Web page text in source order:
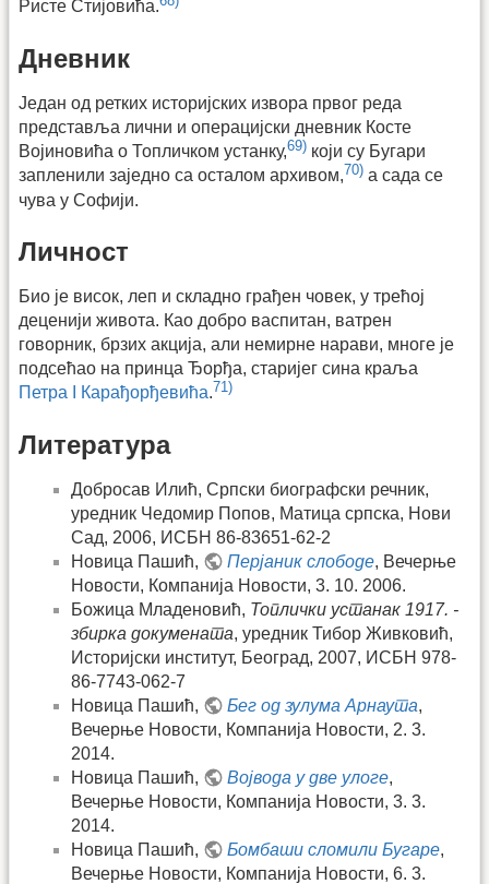
Ристе Стијовића.
Дневник
Један од ретких историјских извора првог реда
представља лични и операцијски дневник Косте
Војиновића о Топличком устанку,69) који су Бугари
запленили заједно са осталом архивом,70) а сада се
чува у Софији.
Личност
Био је висок, леп и складно грађен човек, у трећој
деценији живота. Као добро васпитан, ватрен
говорник, брзих акција, али немирне нарави, многе је
подсећао на принца Ђорђа, старијег сина краља
Петра I Карађорђевића.71)
Литература
Добросав Илић, Српски биографски речник,
уредник Чедомир Попов, Матица српска, Нови
Сад, 2006, ИСБН 86-83651-62-2
Новица Пашић,
Перјаник слободе, Вечерње
Новости, Компанија Новости, 3. 10. 2006.
Божица Младеновић, Топлички устанак 1917. -
збирка докумената, уредник Тибор Живковић,
Историјски институт, Београд, 2007, ИСБН 978-
86-7743-062-7
Новица Пашић,
Бег од зулума Арнаута,
Вечерње Новости, Компанија Новости, 2. 3.
2014.
Новица Пашић,
Војвода у две улоге,
Вечерње Новости, Компанија Новости, 3. 3.
2014.
Новица Пашић,
Бомбаши сломили Бугаре,
Вечерње Новости, Компанија Новости, 6. 3.